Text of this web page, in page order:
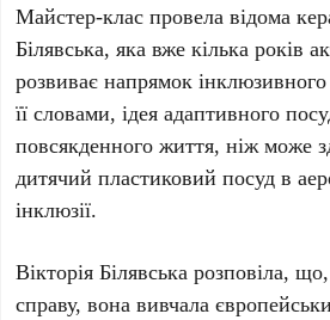
Майстер-клас провела відома
Білявська, яка вже кілька років
розвиває напрямок
її словами, ідея адаптивного
повсякденного життя, ніж може
дитячий пластиковий посуд в
інклюзії.
Вікторія Білявська розповіла,
справу, вона вивчала